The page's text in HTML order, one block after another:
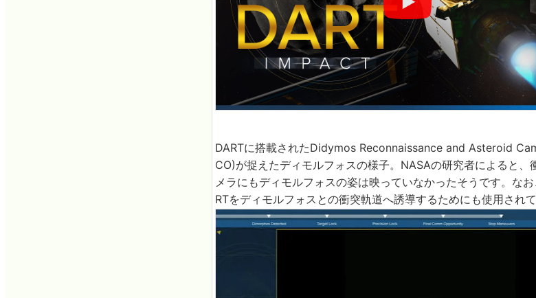
DARTに搭載されたDidymos Reconnaissance and Asteroid
CO)が捉えたディモルフォスの様子。NASAの研究者によると、
メラにもディモルフォスの姿は映っていなかったそうです。な
RTをディモルフォスとの衝突軌道へ誘導するためにも使用されて